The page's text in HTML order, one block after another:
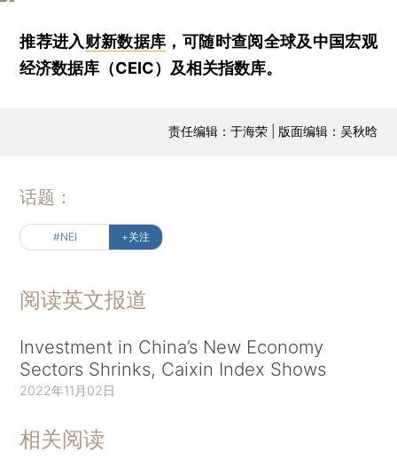
推荐进入财新数据库 ，可随时查阅全球及中国宏观
经济数据库（CEIC）及相关指数库。
责任编辑：于海荣 | 版面编辑：吴秋晗
话题：
#NEI +关注
阅读英文报道
Investment in China’s New Economy
Sectors Shrinks, Caixin Index Shows
2022年11月02日
相关阅读